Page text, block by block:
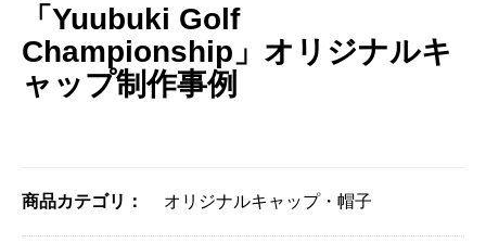
「Yuubuki Golf
Championship」オリジナルキ
ャップ制作事例
商品カテゴリ： オリジナルキャップ・帽子